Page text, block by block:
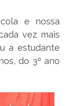
e nossa
vez mais
a estudante
do 3º ano